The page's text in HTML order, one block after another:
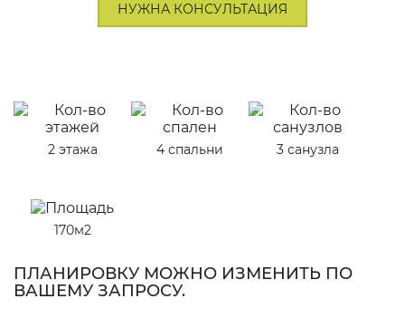
НУЖНА КОНСУЛЬТАЦИЯ
2 этажа 4 спальни 3 санузла
170м2
ПЛАНИРОВКУ МОЖНО ИЗМЕНИТЬ ПО
ВАШЕМУ ЗАПРОСУ.